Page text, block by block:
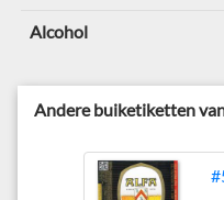
Alcohol
Andere buiketiketten